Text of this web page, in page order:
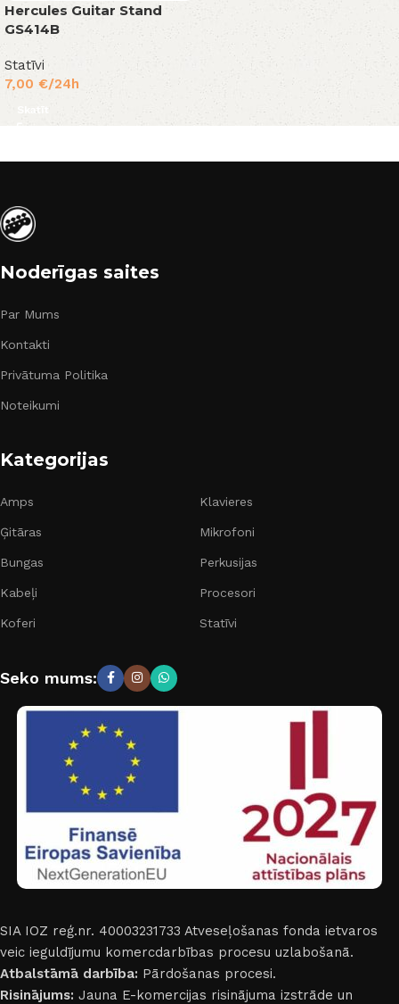
Hercules Guitar Stand
GS414B
Statīvi
7,00 €/24h
Skatīt
Noderīgas saites
Par Mums
Kontakti
Privātuma Politika
Noteikumi
Kategorijas
Amps
Ģitāras
Bungas
Kabeļi
Koferi
Klavieres
Mikrofoni
Perkusijas
Procesori
Statīvi
Seko mums:
SIA IOZ reģ.nr. 40003231733 Atveseļošanas fonda ietvaros
veic ieguldījumu komercdarbības procesu uzlabošanā.
Atbalstāmā darbība: Pārdošanas procesi.
Risinājums: Jauna E-komercijas risinājuma izstrāde un